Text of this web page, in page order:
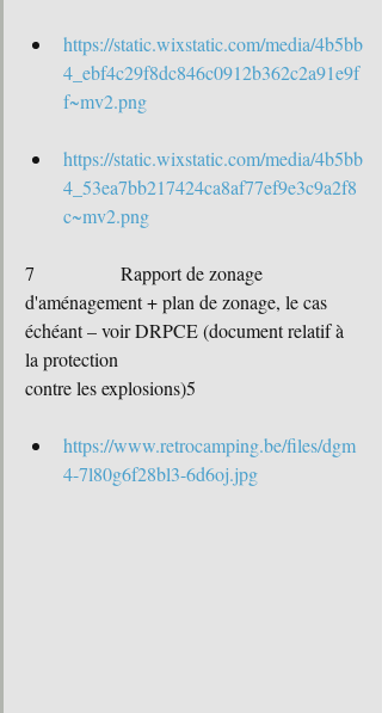
https://static.wixstatic.com/media/4b5bb
4_ebf4c29f8dc846c0912b362c2a91e9f
f~mv2.png
https://static.wixstatic.com/media/4b5bb
4_53ea7bb217424ca8af77ef9e3c9a2f8
c~mv2.png
7		Rapport de zonage
d'aménagement + plan de zonage, le cas
échéant – voir DRPCE (document relatif à
la protection
contre les explosions)5
https://www.retrocamping.be/files/dgm
4-7l80g6f28bl3-6d6oj.jpg